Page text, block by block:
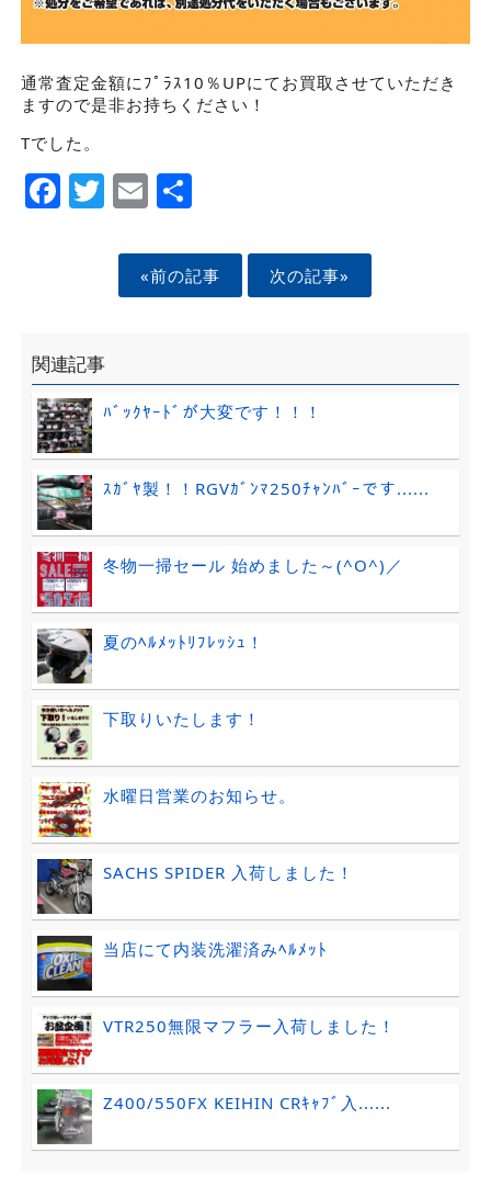
通常査定金額にﾌﾟﾗｽ10％UPにてお買取させていただき
ますので是非お持ちください！
Tでした。
Facebook
Twitter
EmailShare
«前の記事 次の記事»
関連記事
ﾊﾞｯｸﾔｰﾄﾞが大変です！！！
ｽｶﾞﾔ製！！RGVｶﾞﾝﾏ250ﾁｬﾝﾊﾞｰです......
冬物一掃セール 始めました～(^O^)／
夏のﾍﾙﾒｯﾄﾘﾌﾚｯｼｭ！
下取りいたします！
水曜日営業のお知らせ。
SACHS SPIDER 入荷しました！
当店にて内装洗濯済みﾍﾙﾒｯﾄ
VTR250無限マフラー入荷しました！
Z400/550FX KEIHIN CRｷｬﾌﾞ入......